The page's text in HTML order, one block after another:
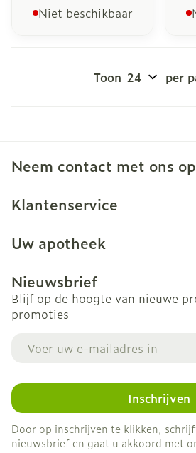
Niet beschikbaar
Toon per
Neem contact met ons op
Klantenservice
Uw apotheek
Nieuwsbrief
Blijf op de hoogte van nieuwe
promoties
Inschrijven
Door op inschrijven te klikken,
nieuwsbrief en gaat u akkoord met